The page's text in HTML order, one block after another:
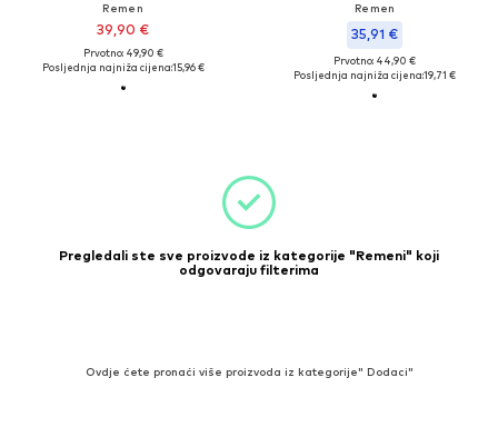
Remen
39,90 €
Prvotno: 49,90 €
Posljednja najniža cijena:15,96 €
Remen
35,91 €
Prvotno: 44,90 €
Posljednja najniža cijena:19,71 €
Pregledali ste sve proizvode iz kategorije "Remeni" koji
odgovaraju filterima
Ovdje ćete pronaći više proizvoda iz kategorije" Dodaci"